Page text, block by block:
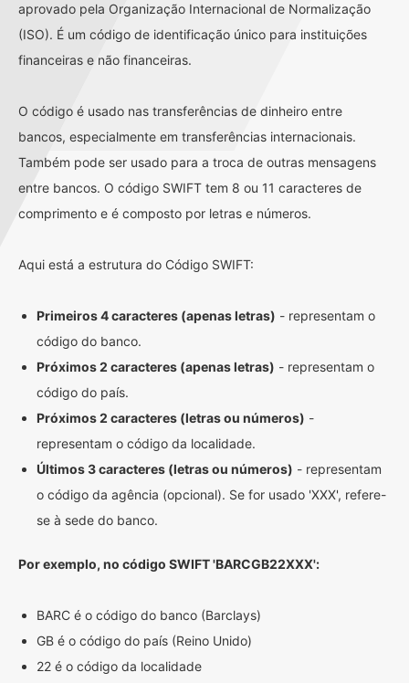
aprovado pela Organização Internacional de Normalização
(ISO). É um código de identificação único para instituições
financeiras e não financeiras.
O código é usado nas transferências de dinheiro entre
bancos, especialmente em transferências internacionais.
Também pode ser usado para a troca de outras mensagens
entre bancos. O código SWIFT tem 8 ou 11 caracteres de
comprimento e é composto por letras e números.
Aqui está a estrutura do Código SWIFT:
Primeiros 4 caracteres (apenas letras) - representam o
código do banco.
Próximos 2 caracteres (apenas letras) - representam o
código do país.
Próximos 2 caracteres (letras ou números) -
representam o código da localidade.
Últimos 3 caracteres (letras ou números) - representam
o código da agência (opcional). Se for usado 'XXX', refere-
se à sede do banco.
Por exemplo, no código SWIFT 'BARCGB22XXX':
BARC é o código do banco (Barclays)
GB é o código do país (Reino Unido)
22 é o código da localidade